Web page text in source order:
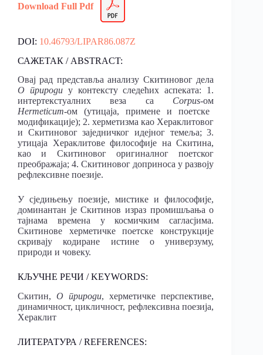
Download Full Pdf
DOI: 10.46793/LIPAR86.087Z
САЖЕТАК / ABSTRACT:
Овај рад представља анализу Скитиновог дела
О природиу контексту следећих аспеката: 1.
интертекстуалних веза са Corpus-ом
Hermeticum-ом (утицаја, примене и поетске
модификације); 2. херметизма као Хераклитовог
и Скитиновог заједничког идејног темеља; 3.
утицаја Хераклитове философије на Скитина,
као и Скитиновог оригиналног поетског
преображаја; 4. Скитиновог доприноса у развоју
рефлексивне поезије.
У сједињењу поезије, мистике и философије,
доминантан је Скитинов израз промишљања о
тајнама времена у космичким сагласјима.
Скитинове херметичке поетске конструкције
скривају кодиране истине о универзуму,
природи и човеку.
КЉУЧНЕ РЕЧИ / KEYWORDS:
Скитин,О природи, херметичке перспективе,
динамичност, цикличност, рефлексивна поезија,
Хераклит
ЛИТЕРАТУРА / REFERENCES: